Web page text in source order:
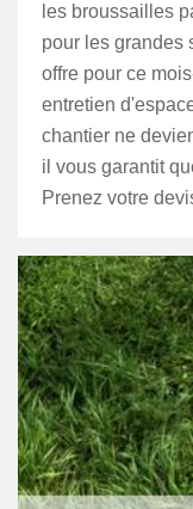
les broussailles
pour les grandes
offre pour ce
entretien
chantier ne
il vous garantit
Prenez votre